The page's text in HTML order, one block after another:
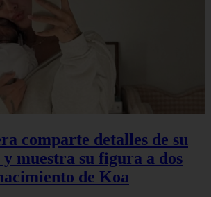
comparte detalles de su
y muestra su figura a dos
de Koa